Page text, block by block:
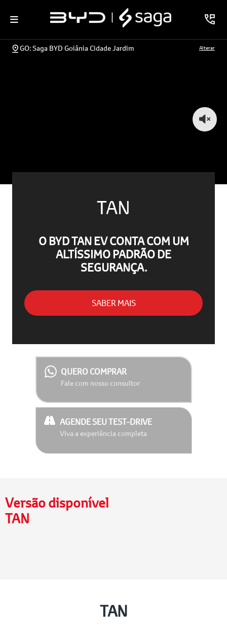
GO: Saga BYD Goiânia Cidade Jardim Alterar
TAN
O BYD TAN EV CONTA COM UM
ALTÍSSIMO PADRÃO DE
SEGURANÇA.
SABER MAIS
QUERO COMPRAR
Fale com nosso consultor
AGENDE SEU TEST-DRIVE
Viva a experiência completa
Versão disponível
TAN
TAN